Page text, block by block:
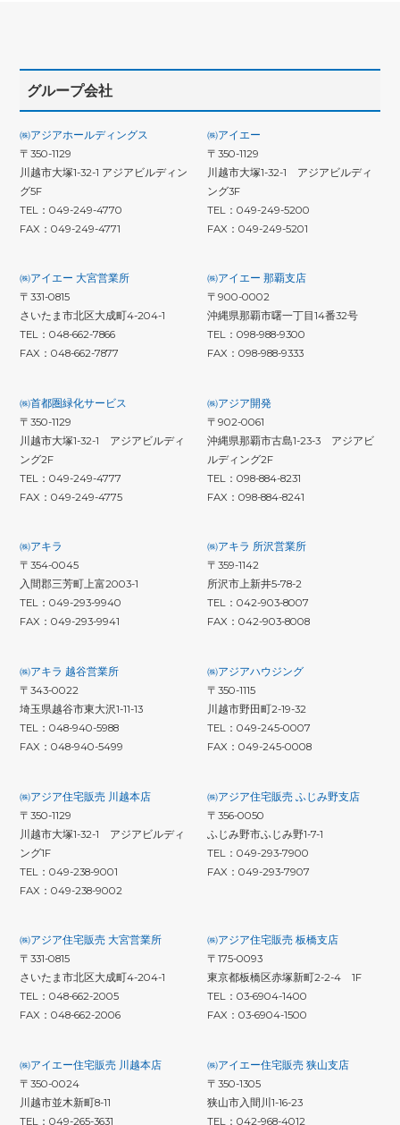
グループ会社
㈱アジアホールディングス
〒350-1129
川越市大塚1-32-1 アジアビルディン
グ5F
TEL：049-249-4770
FAX：049-249-4771
㈱アイエー
〒350-1129
川越市大塚1-32-1 アジアビルディ
ング3F
TEL：049-249-5200
FAX：049-249-5201
㈱アイエー 大宮営業所
〒331-0815
さいたま市北区大成町4-204-1
TEL：048-662-7866
FAX：048-662-7877
㈱アイエー 那覇支店
〒900-0002
沖縄県那覇市曙一丁目14番32号
TEL：098-988-9300
FAX：098-988-9333
㈱首都圏緑化サービス
〒350-1129
川越市大塚1-32-1 アジアビルディ
ング2F
TEL：049-249-4777
FAX：049-249-4775
㈱アジア開発
〒902-0061
沖縄県那覇市古島1-23-3 アジアビ
ルディング2F
TEL：098-884-8231
FAX：098-884-8241
㈱アキラ
〒354-0045
入間郡三芳町上富2003-1
TEL：049-293-9940
FAX：049-293-9941
㈱アキラ 所沢営業所
〒359-1142
所沢市上新井5-78-2
TEL：042-903-8007
FAX：042-903-8008
㈱アキラ 越谷営業所
〒343-0022
埼玉県越谷市東大沢1-11-13
TEL：048-940-5988
FAX：048-940-5499
㈱アジアハウジング
〒350-1115
川越市野田町2-19-32
TEL：049-245-0007
FAX：049-245-0008
㈱アジア住宅販売 川越本店
〒350-1129
川越市大塚1-32-1 アジアビルディ
ング1F
TEL：049-238-9001
FAX：049-238-9002
㈱アジア住宅販売 ふじみ野支店
〒356-0050
ふじみ野市ふじみ野1-7-1
TEL：049-293-7900
FAX：049-293-7907
㈱アジア住宅販売 大宮営業所
〒331-0815
さいたま市北区大成町4-204-1
TEL：048-662-2005
FAX：048-662-2006
㈱アジア住宅販売 板橋支店
〒175-0093
東京都板橋区赤塚新町2-2-4 1F
TEL：03-6904-1400
FAX：03-6904-1500
㈱アイエー住宅販売 川越本店
〒350-0024
川越市並木新町8-11
TEL：049-265-3631
㈱アイエー住宅販売 狭山支店
〒350-1305
狭山市入間川1-16-23
TEL：042-968-4012